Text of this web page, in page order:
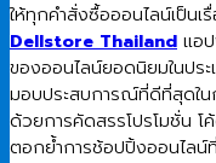
ให้ทุกคำสั่งซื้อออนไลน์เป็น
Dellstore Thailand แอ
ของออนไลน์ยอดนิยมในปร
มอบประสบการณ์ที่ดีที่สุดใน
ด้วยการคัดสรรโปรโมชั่น
ตอกย้ำการช้อปปิ้งออนไลน์